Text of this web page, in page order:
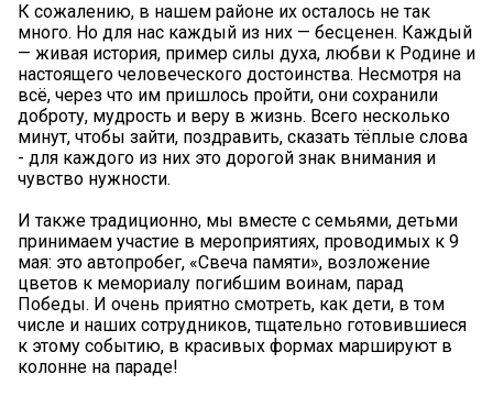
К сожалению, в нашем районе их осталось не так
много. Но для нас каждый из них — бесценен. Каждый
— живая история, пример силы духа, любви к Родине и
настоящего человеческого достоинства. Несмотря на
всё, через что им пришлось пройти, они сохранили
доброту, мудрость и веру в жизнь. Всего несколько
минут, чтобы зайти, поздравить, сказать тёплые слова
- для каждого из них это дорогой знак внимания и
чувство нужности.
И также традиционно, мы вместе с семьями, детьми
принимаем участие в мероприятиях, проводимых к 9
мая: это автопробег, «Свеча памяти», возложение
цветов к мемориалу погибшим воинам, парад
Победы. И очень приятно смотреть, как дети, в том
числе и наших сотрудников, тщательно готовившиеся
к этому событию, в красивых формах маршируют в
колонне на параде!